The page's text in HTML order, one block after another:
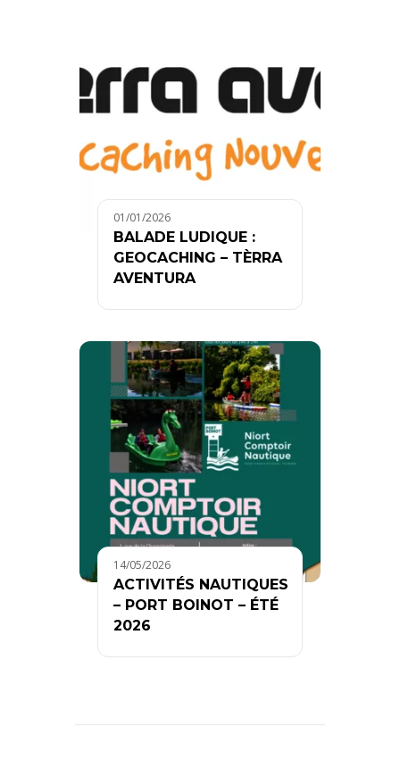
01/01/2026
BALADE LUDIQUE :
GEOCACHING – TÈRRA
AVENTURA
14/05/2026
ACTIVITÉS NAUTIQUES
– PORT BOINOT – ÉTÉ
2026